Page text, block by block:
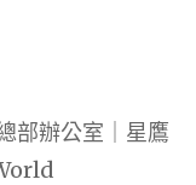
部辦公室｜星鷹